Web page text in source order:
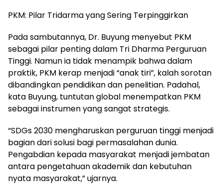
PKM: Pilar Tridarma yang Sering Terpinggirkan
Pada sambutannya, Dr. Buyung menyebut PKM
sebagai pilar penting dalam Tri Dharma Perguruan
Tinggi. Namun ia tidak menampik bahwa dalam
praktik, PKM kerap menjadi “anak tiri”, kalah sorotan
dibandingkan pendidikan dan penelitian. Padahal,
kata Buyung, tuntutan global menempatkan PKM
sebagai instrumen yang sangat strategis.
“SDGs 2030 mengharuskan perguruan tinggi menjadi
bagian dari solusi bagi permasalahan dunia.
Pengabdian kepada masyarakat menjadi jembatan
antara pengetahuan akademik dan kebutuhan
nyata masyarakat,” ujarnya.